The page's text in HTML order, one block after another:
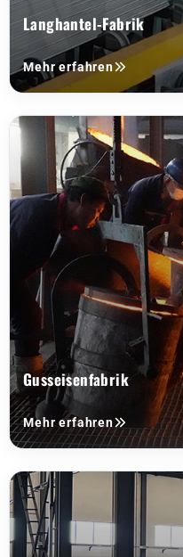
Langhantel-Fabrik
Mehr erfahren
Gusseisenfabrik
Mehr erfahren